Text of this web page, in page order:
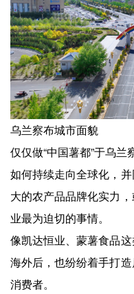
乌兰察布城市面貌
仅仅做“中国薯都”于乌兰
如何持续走向全球化，
大的农产品品牌化实力
业最为迫切的事情。
像凯达恒业、蒙薯食品
海外后，也纷纷着手打
消费者。